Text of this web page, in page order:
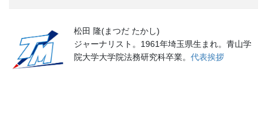
松田 隆(まつだ たかし)
ジャーナリスト。1961年埼玉県生まれ。青山学
院大学大学院法務研究科卒業。 代表挨拶